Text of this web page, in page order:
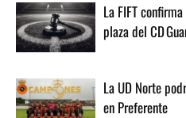
La FIFT
plaza del CD
La UD Norte
en Preferente